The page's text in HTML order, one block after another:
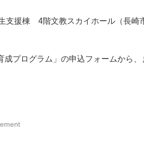
援棟 4階文教スカイホール（長崎
プログラム」の申込フォームから、